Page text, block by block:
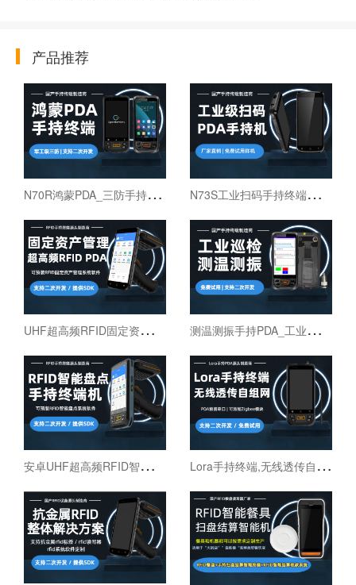
产品推荐
N
70R鸿蒙PDA_三防手持PDA终端_国产鸿蒙手持终端 N
73S工业扫码手持终端｜6寸仓库出入库PDA扫码枪
U
HF超高频RFID固定资产管理手持终端机 测
温测振手持PDA_工业巡检手持终端机_红外线测温PDA
安
卓UHF超高频RFID智能盘点手持终端设备 L
ora手持终端,无线透传自组网pda,高性能Lora智能巡检机